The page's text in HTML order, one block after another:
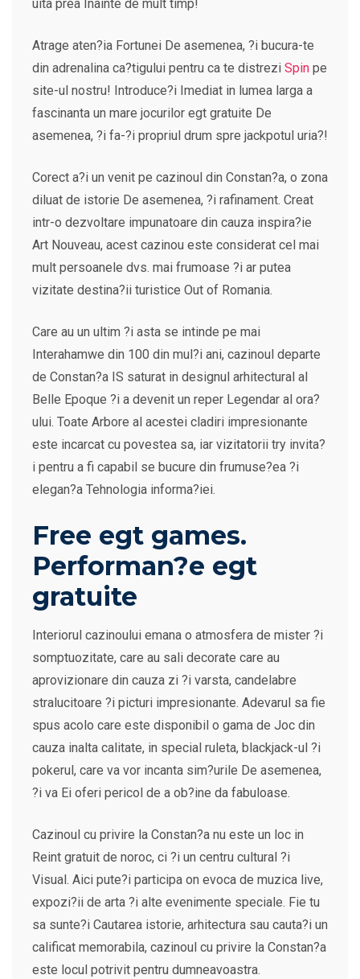
uita prea Inainte de mult timp!
Atrage aten?ia Fortunei De asemenea, ?i bucura-te
din adrenalina ca?tigului pentru ca te distrezi Spin pe
site-ul nostru! Introduce?i Imediat in lumea larga a
fascinanta un mare jocurilor egt gratuite De
asemenea, ?i fa-?i propriul drum spre jackpotul uria?!
Corect a?i un venit pe cazinoul din Constan?a, o zona
diluat de istorie De asemenea, ?i rafinament. Creat
intr-o dezvoltare impunatoare din cauza inspira?ie
Art Nouveau, acest cazinou este considerat cel mai
mult persoanele dvs. mai frumoase ?i ar putea
vizitate destina?ii turistice Out of Romania.
Care au un ultim ?i asta se intinde pe mai
Interahamwe din 100 din mul?i ani, cazinoul departe
de Constan?a IS saturat in designul arhitectural al
Belle Epoque ?i a devenit un reper Legendar al ora?
ului. Toate Arbore al acestei cladiri impresionante
este incarcat cu povestea sa, iar vizitatorii try invita?
i pentru a fi capabil se bucure din frumuse?ea ?i
elegan?a Tehnologia informa?iei.
Free egt games.
Performan?e egt
gratuite
Interiorul cazinoului emana o atmosfera de mister ?i
somptuozitate, care au sali decorate care au
aprovizionare din cauza zi ?i varsta, candelabre
stralucitoare ?i picturi impresionante. Adevarul sa fie
spus acolo care este disponibil o gama de Joc din
cauza inalta calitate, in special ruleta, blackjack-ul ?i
pokerul, care va vor incanta sim?urile De asemenea,
?i va Ei oferi pericol de a ob?ine da fabuloase.
Cazinoul cu privire la Constan?a nu este un loc in
Reint gratuit de noroc, ci ?i un centru cultural ?i
Visual. Aici pute?i participa on evoca de muzica live,
expozi?ii de arta ?i alte evenimente speciale. Fie tu
sa sunte?i Cautarea istorie, arhitectura sau cauta?i un
calificat memorabila, cazinoul cu privire la Constan?a
este locul potrivit pentru dumneavoastra.